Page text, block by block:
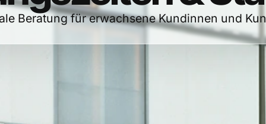
Beratung für erwachsene Kundinnen und